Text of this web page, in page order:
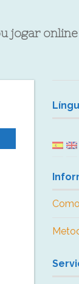
jogar online